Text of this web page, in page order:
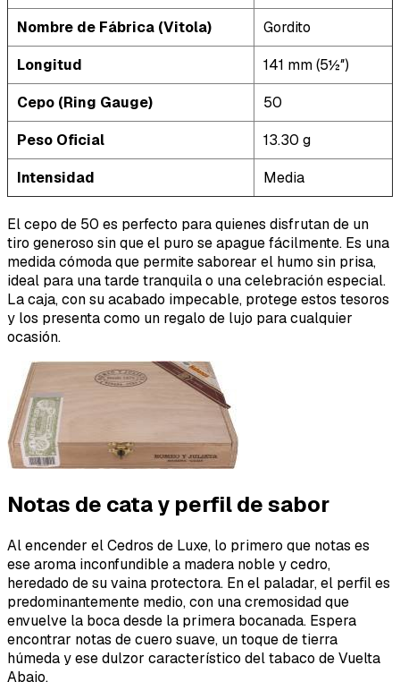
Nombre de Fábrica (Vitola)
Gordito
Longitud
141 mm (5½″)
Cepo (Ring Gauge)
50
Peso Oficial
13.30 g
Intensidad
Media
El cepo de 50 es perfecto para quienes disfrutan de un
tiro generoso sin que el puro se apague fácilmente. Es una
medida cómoda que permite saborear el humo sin prisa,
ideal para una tarde tranquila o una celebración especial.
La caja, con su acabado impecable, protege estos tesoros
y los presenta como un regalo de lujo para cualquier
ocasión.
Notas de cata y perfil de sabor
Al encender el Cedros de Luxe, lo primero que notas es
ese aroma inconfundible a madera noble y cedro,
heredado de su vaina protectora. En el paladar, el perfil es
predominantemente medio, con una cremosidad que
envuelve la boca desde la primera bocanada. Espera
encontrar notas de cuero suave, un toque de tierra
húmeda y ese dulzor característico del tabaco de Vuelta
Abajo.